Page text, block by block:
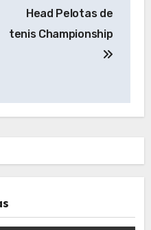
Head Pelotas de
tenis Championship